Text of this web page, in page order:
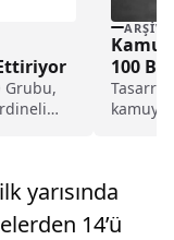
Grubu,
ARŞIV
100
kamuya
yarısında
14’ü